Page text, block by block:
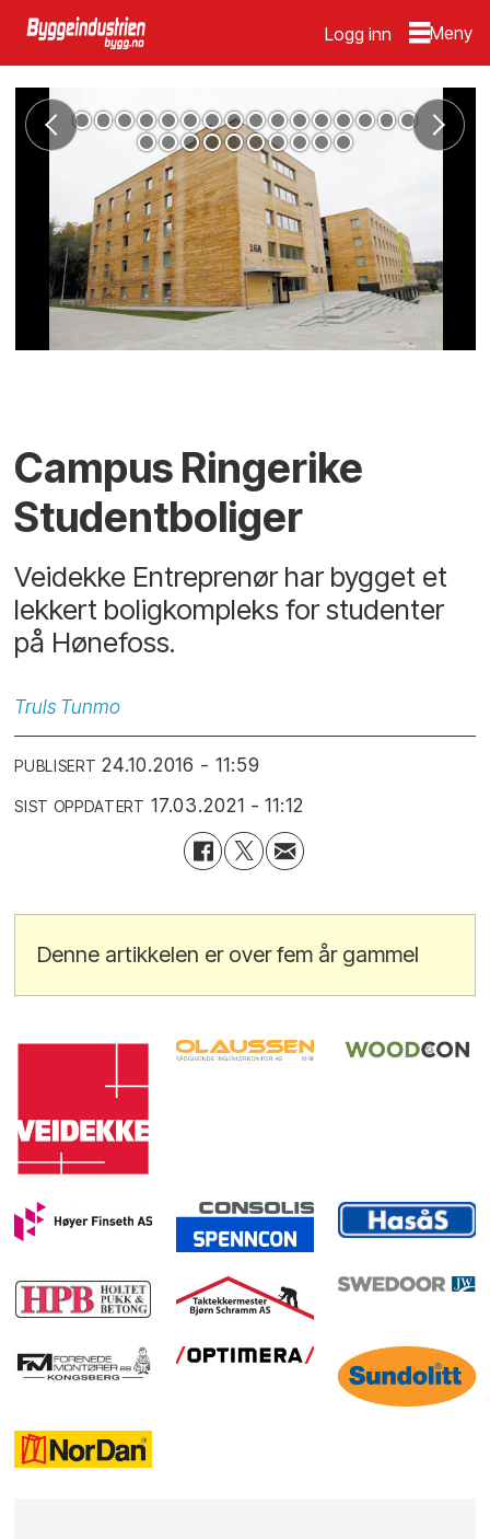
Logg inn
Campus Ringerike
Studentboliger
Veidekke Entreprenør har bygget et
lekkert boligkompleks for studenter
på Hønefoss.
Truls Tunmo
PUBLISERT 24.10.2016 - 11:59
SIST OPPDATERT 17.03.2021 - 11:12
Denne artikkelen er over fem år gammel